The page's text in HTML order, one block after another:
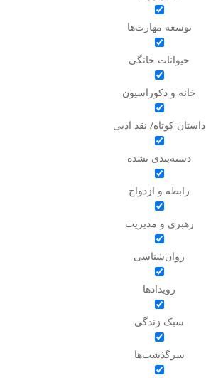
توسعه مهارت‌ها
حیوانات خانگی
خانه و دکوراسیون
داستان کوتاه/ نقد ادبی
دسته‌بندی نشده
رابطه و ازدواج
رهبری و مدیریت
روان‌شناسی
رویدادها
سبک زندگی
سرگذشت‌ها